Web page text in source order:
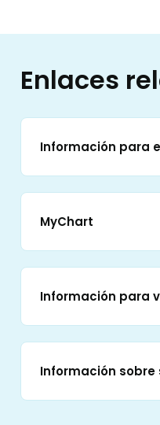
Enlaces
Información para
MyChart
Información para
Información sobre